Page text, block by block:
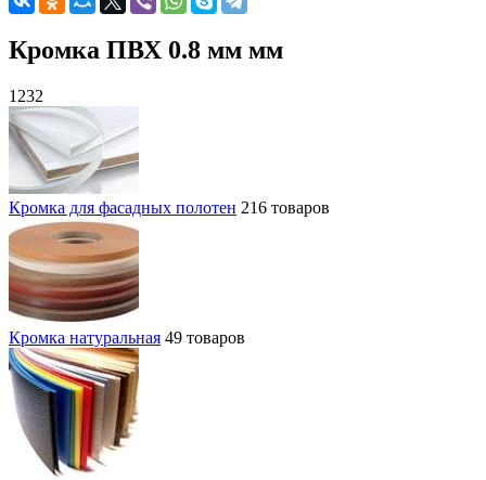
Кромка ПВХ 0.8 мм мм
1232
Кромка для фасадных полотен 216 товаров
Кромка натуральная 49 товаров